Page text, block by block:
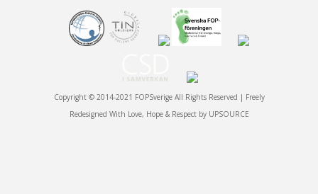
Copyright © 2014-2021 FOPSverige All Rights Reserved | Freely
Redesigned With Love, Hope & Respect by UPSOURCE